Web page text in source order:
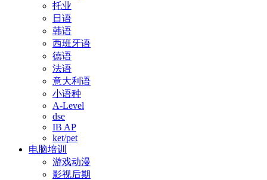
托业
日语
韩语
西班牙语
德语
法语
意大利语
小语种
A-Level
dse
IB AP
ket/pet
电脑培训
游戏动漫
影视后期